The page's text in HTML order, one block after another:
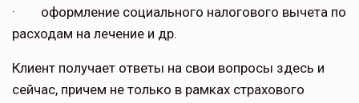
· оформление социального налогового вычета по
расходам на лечение и др.
Клиент получает ответы на свои вопросы здесь и
сейчас, причем не только в рамках страхового